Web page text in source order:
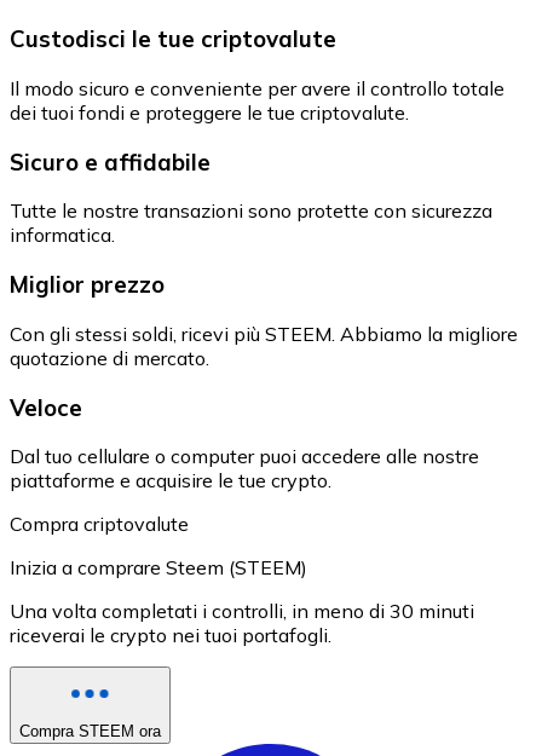
Custodisci le tue criptovalute
Il modo sicuro e conveniente per avere il controllo totale
dei tuoi fondi e proteggere le tue criptovalute.
Sicuro e affidabile
Tutte le nostre transazioni sono protette con sicurezza
informatica.
Miglior prezzo
Con gli stessi soldi, ricevi più STEEM. Abbiamo la migliore
quotazione di mercato.
Veloce
Dal tuo cellulare o computer puoi accedere alle nostre
piattaforme e acquisire le tue crypto.
Compra criptovalute
Inizia a comprare Steem (STEEM)
Una volta completati i controlli, in meno di 30 minuti
riceverai le crypto nei tuoi portafogli.
Compra STEEM ora